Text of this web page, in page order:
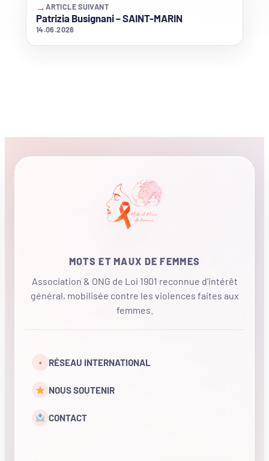
→ARTICLE SUIVANT
Patrizia Busignani – SAINT-MARIN
14.06.2026
MOTS ET MAUX DE FEMMES
Association & ONG de Loi 1901 reconnue d'intérêt
général, mobilisée contre les violences faites aux
femmes.
• RÉSEAU INTERNATIONAL
NOUS SOUTENIR
CONTACT